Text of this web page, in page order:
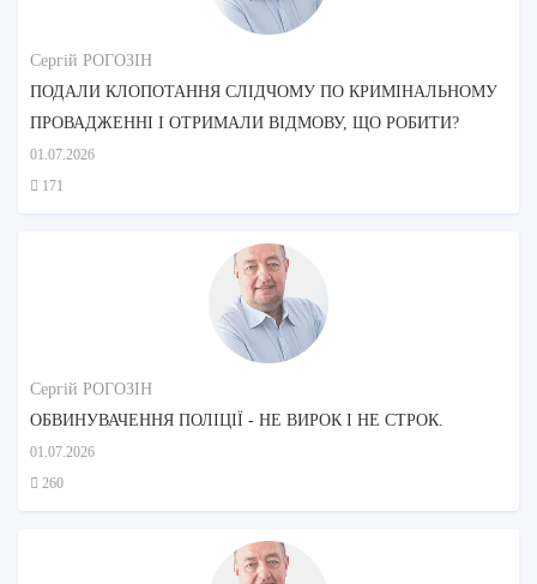
Сергій РОГОЗІН
ПОДАЛИ КЛОПОТАННЯ СЛІДЧОМУ ПО КРИМІНАЛЬНОМУ
ПРОВАДЖЕННІ І ОТРИМАЛИ ВІДМОВУ, ЩО РОБИТИ?
01.07.2026
171
Сергій РОГОЗІН
ОБВИНУВАЧЕННЯ ПОЛІЦІЇ - НЕ ВИРОК І НЕ СТРОК.
01.07.2026
260